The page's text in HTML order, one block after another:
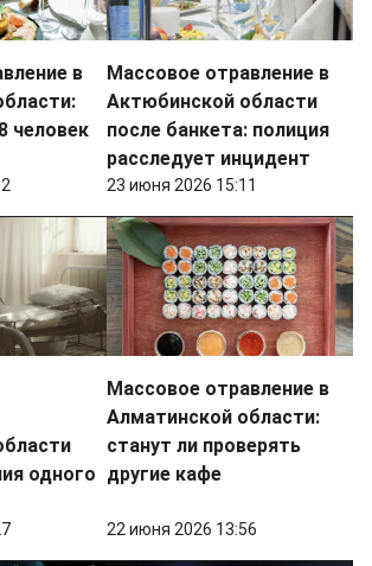
в
человек
Массовое отравление в
Актюбинской области
после банкета: полиция
расследует инцидент
23 июня 2026 15:11
одного
Массовое отравление в
Алматинской области:
станут ли проверять
другие кафе
22 июня 2026 13:56